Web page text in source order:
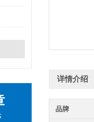
详情介绍
品牌